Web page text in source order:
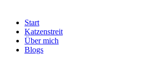
Start
Katzenstreit
Über mich
Blogs